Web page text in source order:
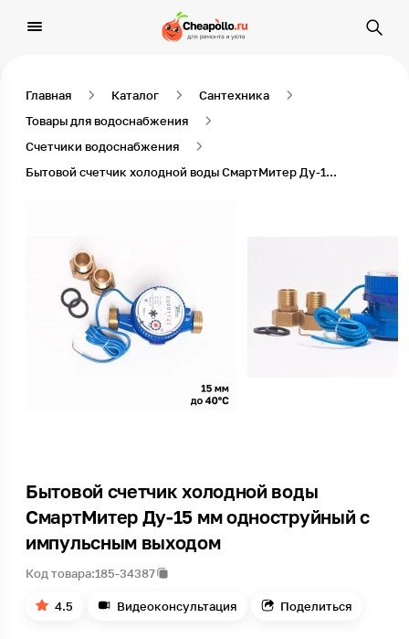
Главная Каталог
Сантехника
Товары для водоснабжения
Счетчики водоснабжения
Бытовой счетчик холодной воды СмартМитер Ду-15 мм одноструйный с импульсным выходом
Бытовой счетчик холодной воды
СмартМитер Ду-15 мм одноструйный с
импульсным выходом
Код товара:185-34387
4.5 Видеоконсультация Поделиться